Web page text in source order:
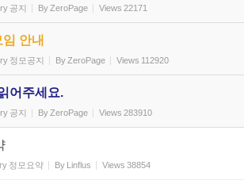
공지 By ZeroPage Views 22171
안내
정모공지 By ZeroPage Views 112920
어주세요.
공지 By ZeroPage Views 283910
정모요약 By Linflus Views 38854